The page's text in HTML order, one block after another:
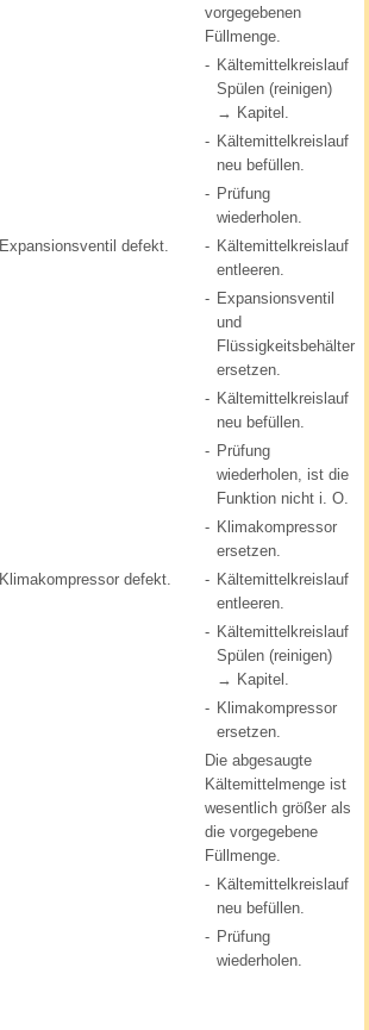
vorgegebenen
Füllmenge.
- Kältemittelkreislauf
Spülen (reinigen)
→ Kapitel.
- Kältemittelkreislauf
neu befüllen.
- Prüfung
wiederholen.
Expansionsventil defekt.
- Kältemittelkreislauf
entleeren.
- Expansionsventil
und
Flüssigkeitsbehälter
ersetzen.
- Kältemittelkreislauf
neu befüllen.
- Prüfung
wiederholen, ist die
Funktion nicht i. O.
- Klimakompressor
ersetzen.
Klimakompressor defekt.
- Kältemittelkreislauf
entleeren.
- Kältemittelkreislauf
Spülen (reinigen)
→ Kapitel.
- Klimakompressor
ersetzen.
Die abgesaugte
Kältemittelmenge ist
wesentlich größer als
die vorgegebene
Füllmenge.
- Kältemittelkreislauf
neu befüllen.
- Prüfung
wiederholen.